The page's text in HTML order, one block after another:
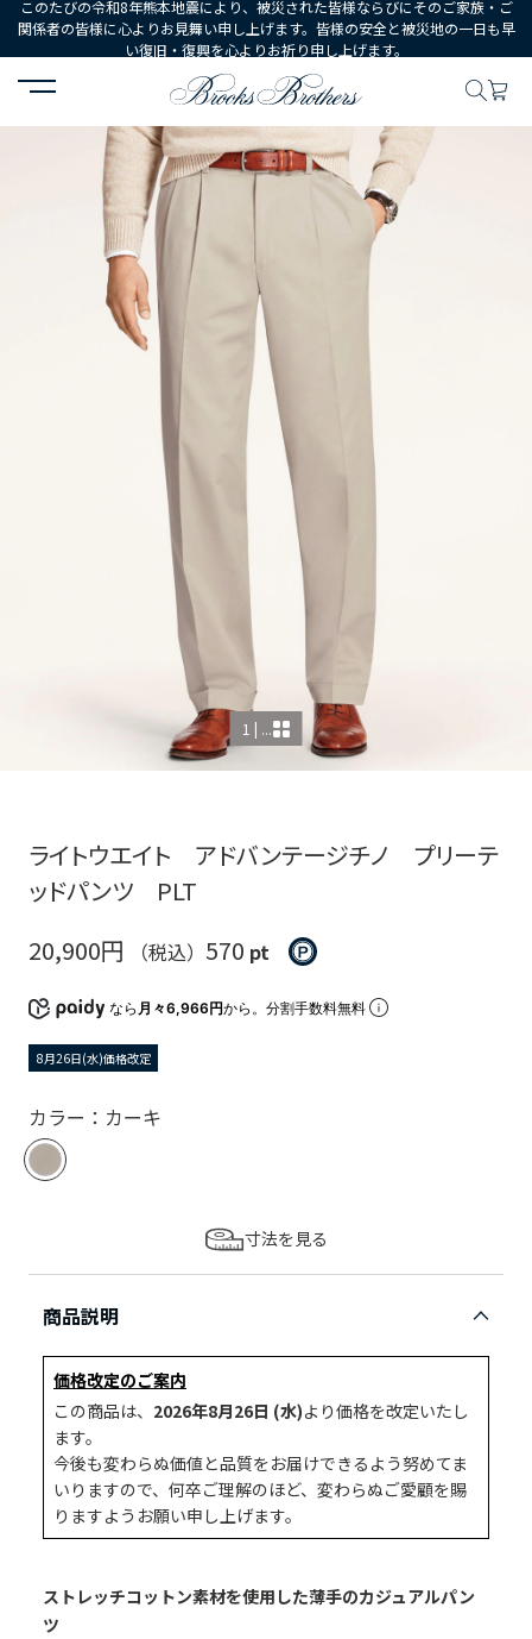
このたびの令和8年熊本地震により、被災された皆様ならびにそのご家族・ご
関係者の皆様に心よりお見舞い申し上げます。皆様の安全と被災地の一日も早
い復旧・復興を心よりお祈り申し上げます。
HOME ウェア ボトムス カジュアルパンツ ライトウ
1 | ...
ライトウエイト アドバンテージチノ プリーテ
ッドパンツ PLT
20,900円
（税込） 570 pt
なら 月々6,966円から。分割手数料無料
8月26日(水)価格改定
カラー：カーキ
寸法を見る
商品説明
価格改定のご案内
この商品は、 2026年8月26日 (水)より価格を改定いたし
ます。
今後も変わらぬ価値と品質をお届けできるよう努めてま
いりますので、何卒ご理解のほど、変わらぬご愛顧を賜
りますようお願い申し上げます。
ストレッチコットン素材を使用した薄手のカジュアルパン
ツ